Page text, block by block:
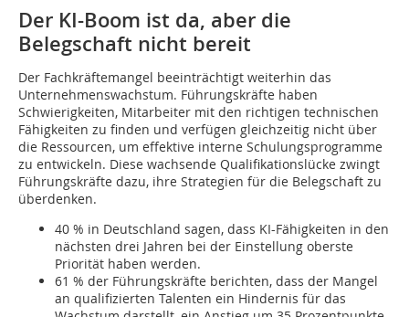
Der KI-Boom ist da, aber die
Belegschaft nicht bereit
Der Fachkräftemangel beeinträchtigt weiterhin das
Unternehmenswachstum. Führungskräfte haben
Schwierigkeiten, Mitarbeiter mit den richtigen technischen
Fähigkeiten zu finden und verfügen gleichzeitig nicht über
die Ressourcen, um effektive interne Schulungsprogramme
zu entwickeln. Diese wachsende Qualifikationslücke zwingt
Führungskräfte dazu, ihre Strategien für die Belegschaft zu
überdenken.
40 % in Deutschland sagen, dass KI-Fähigkeiten in den
nächsten drei Jahren bei der Einstellung oberste
Priorität haben werden.
61 % der Führungskräfte berichten, dass der Mangel
an qualifizierten Talenten ein Hindernis für das